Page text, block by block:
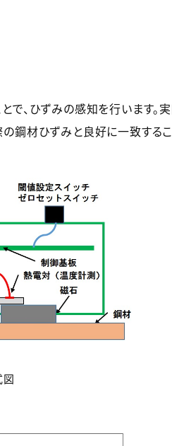
、ひずみの感知を行います。
鋼材ひずみと良好に一致するこ
図